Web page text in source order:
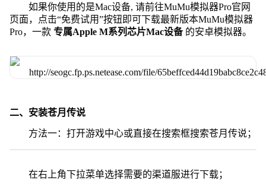
如果你使用的是Mac设备, 请前往MuMu模拟器Pro官网
页面，点击“免费试用”按钮即可下载最新版本MuMu模拟器
Pro，一款 专属Apple M系列芯片Mac设备 的安卓模拟器。
二、安装苍月传说
方法一：打开游戏中心或直接在搜索框搜索苍月传说；
在右上角下拉菜单选择需要的渠道服进行下载；